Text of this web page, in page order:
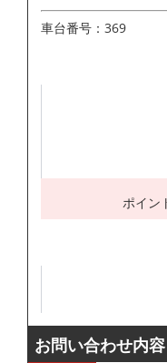
車台番号：369
ポイン
お問い合わせ内容